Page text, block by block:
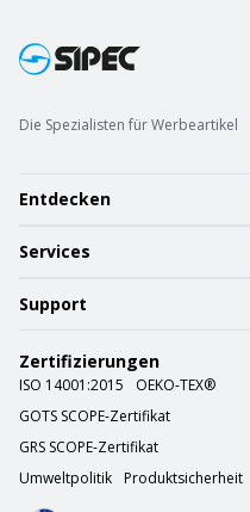
Die Spezialisten für Werbeartikel
Entdecken
Services
Support
Zertifizierungen
ISO 14001:2015
OEKO-TEX®
GOTS SCOPE-Zertifikat
GRS SCOPE-Zertifikat
Umweltpolitik
Produktsicherheit